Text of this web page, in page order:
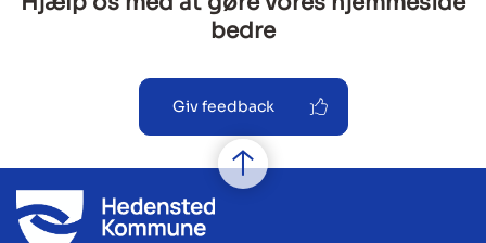
bedre
Giv feedback